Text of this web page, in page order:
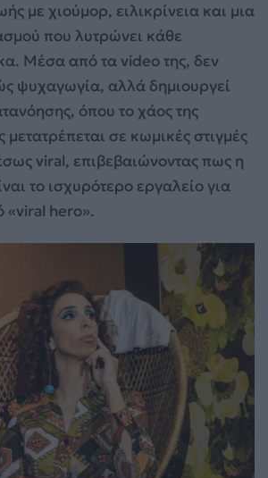
με χιούμορ, ειλικρίνεια και μια
που λυτρώνει κάθε
Μέσα από τα video της, δεν
ψυχαγωγία, αλλά δημιουργεί
όπου το χάος της
μετατρέπεται σε κωμικές στιγμές
viral, επιβεβαιώνοντας πως η
το ισχυρότερο εργαλείο για
«viral hero».